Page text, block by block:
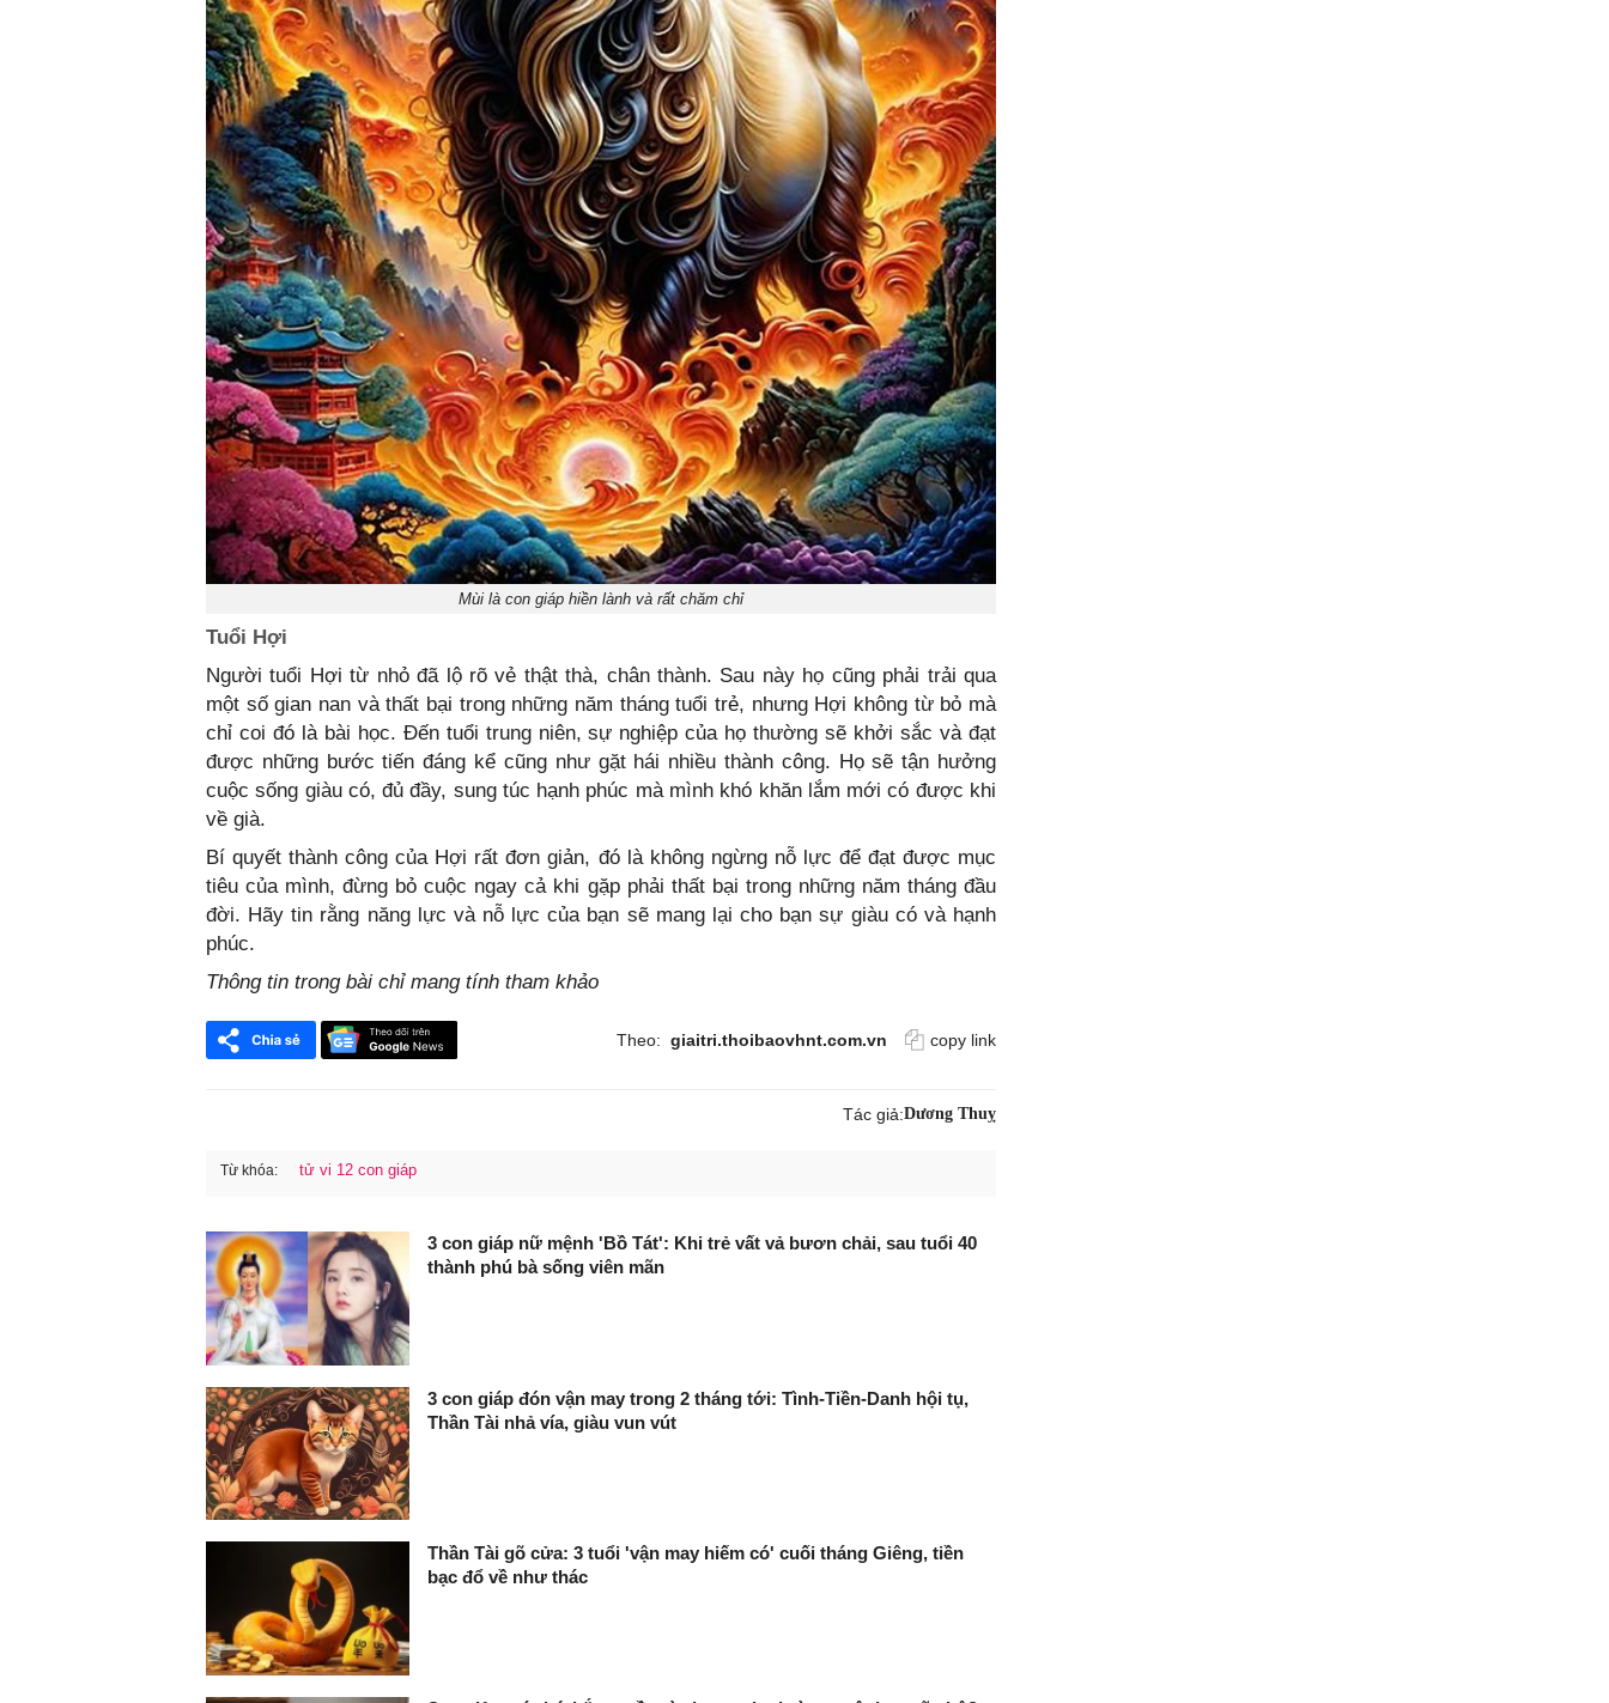
Mùi là con giáp hiền lành và rất chăm chỉ
Tuổi Hợi
Người tuổi Hợi từ nhỏ đã lộ rõ vẻ thật thà, chân thành. Sau này họ cũng phải trải qua
một số gian nan và thất bại trong những năm tháng tuổi trẻ, nhưng Hợi không từ bỏ mà
chỉ coi đó là bài học. Đến tuổi trung niên, sự nghiệp của họ thường sẽ khởi sắc và đạt
được những bước tiến đáng kể cũng như gặt hái nhiều thành công. Họ sẽ tận hưởng
cuộc sống giàu có, đủ đầy, sung túc hạnh phúc mà mình khó khăn lắm mới có được khi
về già.
Bí quyết thành công của Hợi rất đơn giản, đó là không ngừng nỗ lực để đạt được mục
tiêu của mình, đừng bỏ cuộc ngay cả khi gặp phải thất bại trong những năm tháng đầu
đời. Hãy tin rằng năng lực và nỗ lực của bạn sẽ mang lại cho bạn sự giàu có và hạnh
phúc.
Thông tin trong bài chỉ mang tính tham khảo
Theo: giaitri.thoibaovhnt.com.vn copy link
Tác giả:Dương Thuỵ
Từ khóa: tử vi 12 con giáp
3 con giáp nữ mệnh 'Bồ Tát': Khi trẻ vất vả bươn chải, sau tuổi 40
thành phú bà sống viên mãn
3 con giáp đón vận may trong 2 tháng tới: Tình-Tiền-Danh hội tụ,
Thần Tài nhả vía, giàu vun vút
Thần Tài gõ cửa: 3 tuổi 'vận may hiếm có' cuối tháng Giêng, tiền
bạc đổ về như thác